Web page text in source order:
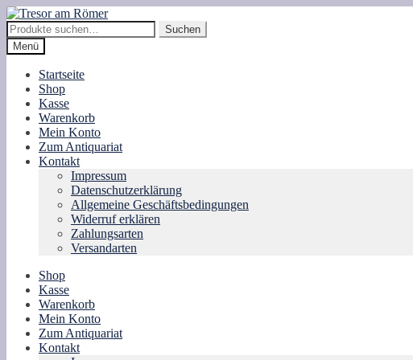
Zur
Navigation
springen
Zum
Inhalt
springen
Suche
nach:
Suchen
Menü
Startseite
Shop
Kasse
Warenkorb
Mein Konto
Zum Antiquariat
Kontakt
Impressum
Datenschutzerklärung
Allgemeine Geschäftsbedingungen
Widerruf erklären
Zahlungsarten
Versandarten
Shop
Kasse
Warenkorb
Mein Konto
Zum Antiquariat
Kontakt